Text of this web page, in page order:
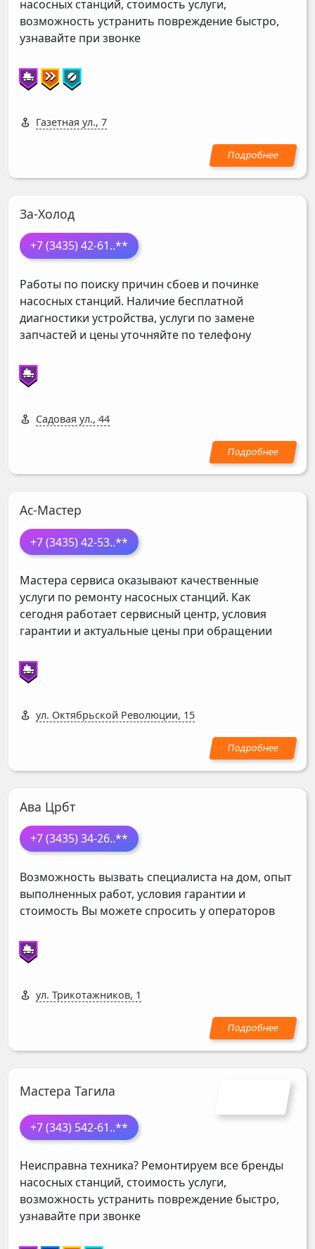
насосных станций, стоимость услуги,
возможность устранить повреждение быстро,
узнавайте при звонке
Газетная ул., 7
За-Холод
+7 (3435) 42-61..**
Работы по поиску причин сбоев и починке
насосных станций. Наличие бесплатной
диагностики устройства, услуги по замене
запчастей и цены уточняйте по телефону
Садовая ул., 44
Ас-Мастер
+7 (3435) 42-53..**
Мастера сервиса оказывают качественные
услуги по ремонту насосных станций. Как
сегодня работает сервисный центр, условия
гарантии и актуальные цены при обращении
ул. Октябрьской Революции, 15
Ава Црбт
+7 (3435) 34-26..**
Возможность вызвать специалиста на дом, опыт
выполненных работ, условия гарантии и
стоимость Вы можете спросить у операторов
ул. Трикотажников, 1
Мастера Тагила
+7 (343) 542-61..**
Неисправна техника? Ремонтируем все бренды
насосных станций, стоимость услуги,
возможность устранить повреждение быстро,
узнавайте при звонке